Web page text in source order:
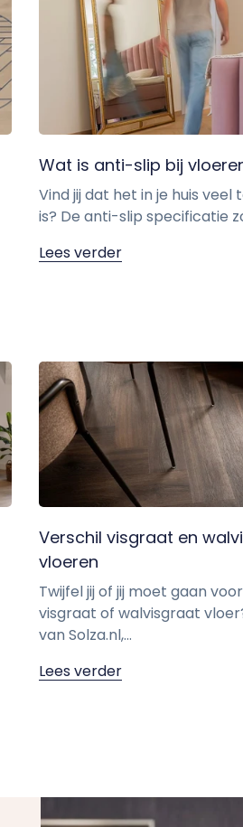
Wat is anti-slip bij
Vind jij dat het in je huis veel
is? De anti-slip specificatie
Lees verder
Verschil visgraat en
vloeren
Twijfel jij of jij moet gaan
visgraat of walvisgraat
van Solza.nl,...
Lees verder